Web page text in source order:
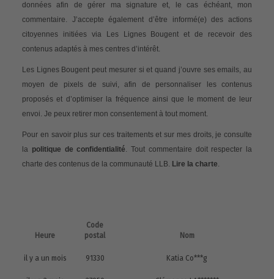
données afin de gérer ma signature et, le cas échéant, mon
commentaire. J’accepte également d’être informé(e) des actions
citoyennes initiées via Les Lignes Bougent et de recevoir des
contenus adaptés à mes centres d’intérêt.
Les Lignes Bougent peut mesurer si et quand j’ouvre ses emails, au
moyen de pixels de suivi, afin de personnaliser les contenus
proposés et d’optimiser la fréquence ainsi que le moment de leur
envoi. Je peux retirer mon consentement à tout moment.
Pour en savoir plus sur ces traitements et sur mes droits, je consulte
la politique de confidentialité. Tout commentaire doit respecter la
charte des contenus de la communauté LLB. Lire la charte.
Heure
Code
postal
Nom
il y a un mois 91330 Katia Co***g